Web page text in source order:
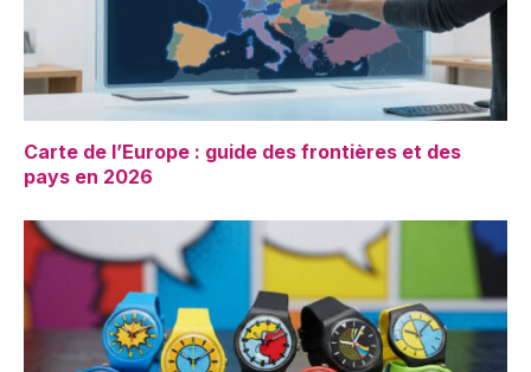
Carte de l’Europe : guide des frontières et des
pays en 2026